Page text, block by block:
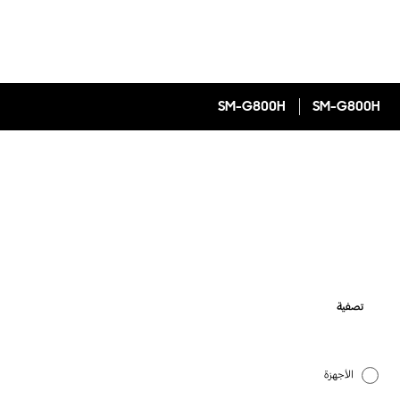
SM-G800H
SM-G800H
تصفية
الأجهزة